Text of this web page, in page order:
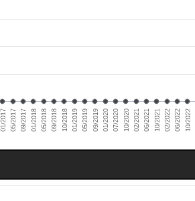
01/2017 05/2017 09/2017 01/2018 05/2018 09/2018 10/2018 01/2019 05/2019 09/2019 01/2020 07/2020 10/2020 02/2021 06/2021 10/2021 02/2022 06/2022 10/2022